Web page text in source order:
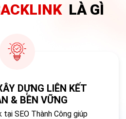
LÀ GÌ
DỰNG LIÊN KẾT
& BỀN VỮNG
tại SEO Thành Công giúp